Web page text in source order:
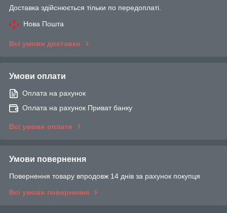
Доставка здійснюється тільки по передоплаті.
Нова Пошта
Всі умови доставки
Умови оплати
Оплата на рахунок
Оплата на рахунок Приват банку
Всі умови оплати
Умови повернення
Повернення товару впродовж 14 днів за рахунок покупця
Всі умови повернення